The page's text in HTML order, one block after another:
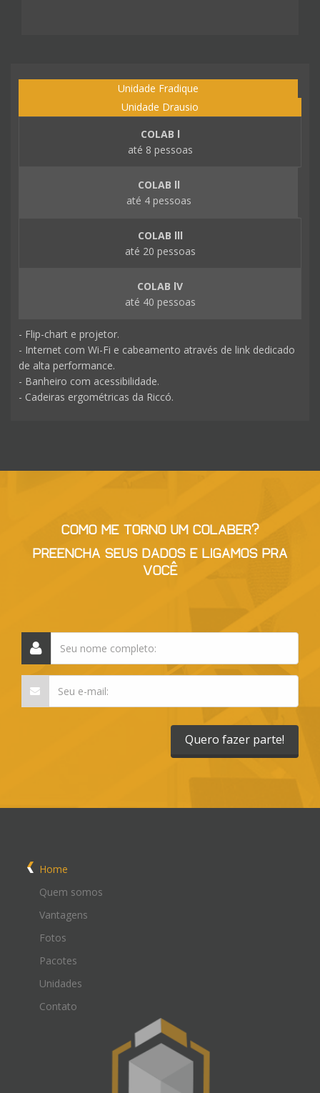
Unidade Fradique
Unidade Drausio
COLAB l
até 8 pessoas
COLAB ll
até 4 pessoas
COLAB lll
até 20 pessoas
COLAB lV
até 40 pessoas
- Flip-chart e projetor.
- Internet com Wi-Fi e cabeamento através de link dedicado
de alta performance.
- Banheiro com acessibilidade.
- Cadeiras ergométricas da Riccó.
COMO ME TORNO UM COLABER?
PREENCHA SEUS DADOS E LIGAMOS PRA
VOCÊ
Quero fazer parte!
Home
Quem somos
Vantagens
Fotos
Pacotes
Unidades
Contato